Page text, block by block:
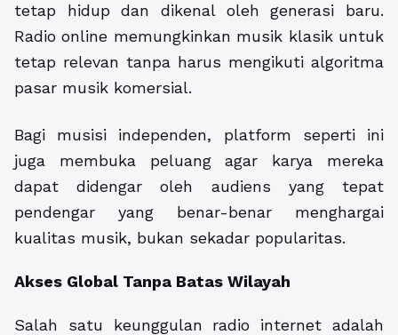
tetap hidup dan dikenal oleh generasi baru.
Radio online memungkinkan musik klasik untuk
tetap relevan tanpa harus mengikuti algoritma
pasar musik komersial.
Bagi musisi independen, platform seperti ini
juga membuka peluang agar karya mereka
dapat didengar oleh audiens yang tepat
pendengar yang benar-benar menghargai
kualitas musik, bukan sekadar popularitas.
Akses Global Tanpa Batas Wilayah
Salah satu keunggulan radio internet adalah